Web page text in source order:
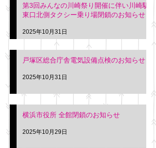
第3回みんなの川崎祭り開催に伴い川崎駅
東口北側タクシー乗り場閉鎖のお知らせ
2025年10月31日
戸塚区総合庁舎電気設備点検のお知らせ
2025年10月31日
横浜市役所 全館閉鎖のお知らせ
2025年10月29日